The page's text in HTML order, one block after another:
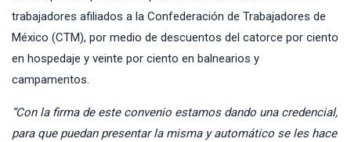
trabajadores afiliados a la Confederación de Trabajadores de
México (CTM), por medio de descuentos del catorce por ciento
en hospedaje y veinte por ciento en balnearios y
campamentos.
“Con la firma de este convenio estamos dando una credencial,
para que puedan presentar la misma y automático se les hace